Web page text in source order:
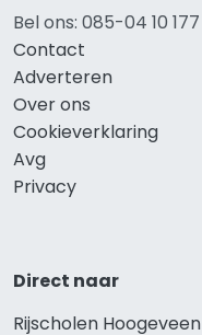
Bel ons: 085-04 10 177
Contact
Adverteren
Over ons
Cookieverklaring
Avg
Privacy
Direct naar
Rijscholen Hoogeveen